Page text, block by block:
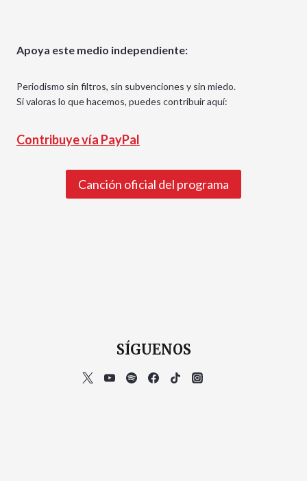
Apoya este medio independiente:
Periodismo sin filtros, sin subvenciones y sin miedo.
Si valoras lo que hacemos, puedes contribuir aquí:
Contribuye vía PayPal
Canción oficial del programa
SÍGUENOS